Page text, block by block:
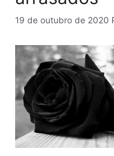
19 de outubro de 2020